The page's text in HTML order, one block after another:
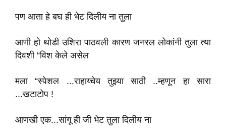
पण आता हे बघ ही भेट दिलीय ना तुला
आणी हो थोडी उशिरा पाठवली कारण जनरल लोकांनी तुला त्या
दिवशी “विश केले असेल
मला “स्पेशल ...राहाय्चेय तुझ्या साठी ..म्हणून हा सारा
...खटाटोप !
आणखी एक...सांगू ही जी भेट तुला दिलीय ना